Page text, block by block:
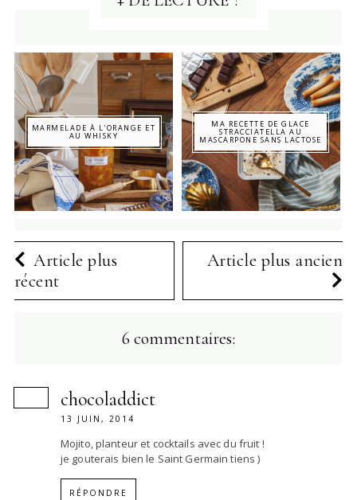
MARMELADE À L'ORANGE ET
AU WHISKY
MA RECETTE DE GLACE
STRACCIATELLA AU
MASCARPONE SANS LACTOSE
Article plus
récent
Article plus ancien
6 commentaires:
chocoladdict
13 JUIN, 2014
Mojito, planteur et cocktails avec du fruit !
je gouterais bien le Saint Germain tiens )
RÉPONDRE